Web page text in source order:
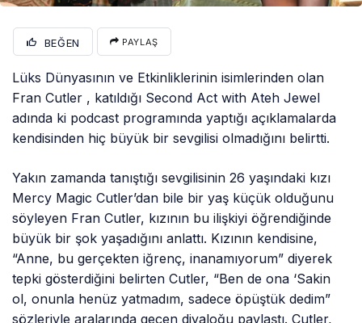
BEĞEN PAYLAŞ
Lüks Dünyasının ve Etkinliklerinin isimlerinden olan
Fran Cutler , katıldığı Second Act with Ateh Jewel
adında ki podcast programında yaptığı açıklamalarda
kendisinden hiç büyük bir sevgilisi olmadığını belirtti.
Yakın zamanda tanıştığı sevgilisinin 26 yaşındaki kızı
Mercy Magic Cutler’dan bile bir yaş küçük olduğunu
söyleyen Fran Cutler, kızının bu ilişkiyi öğrendiğinde
büyük bir şok yaşadığını anlattı. Kızının kendisine,
“Anne, bu gerçekten iğrenç, inanamıyorum” diyerek
tepki gösterdiğini belirten Cutler, “Ben de ona ‘Sakin
ol, onunla henüz yatmadım, sadece öpüştük dedim”
sözleriyle aralarında geçen diyaloğu paylaştı. Cutler,